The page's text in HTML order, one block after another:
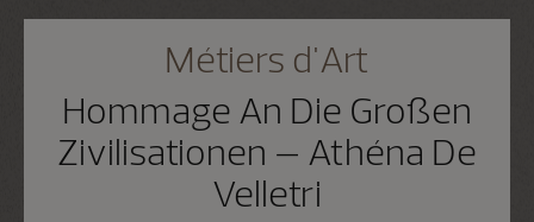
Métiers d'Art
Hommage An Die Großen
Zivilisationen – Athéna De
Velletri